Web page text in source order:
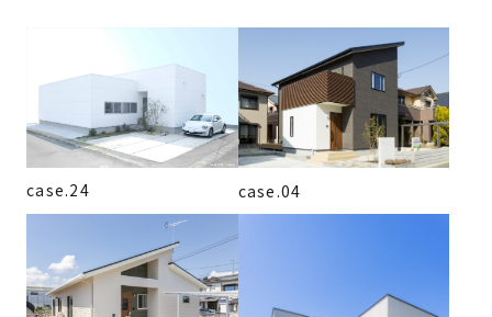
case.24 case.04